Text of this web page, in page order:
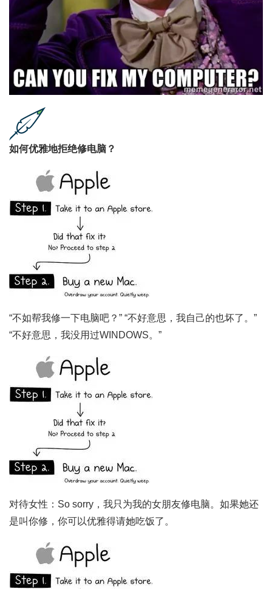
如何优雅地拒绝修电脑？
“不如帮我修一下电脑吧？” “不好意思，我自己的也坏了。”
“不好意思，我没用过WINDOWS。”
对待女性：So sorry，我只为我的女朋友修电脑。如果她还
是叫你修，你可以优雅得请她吃饭了。